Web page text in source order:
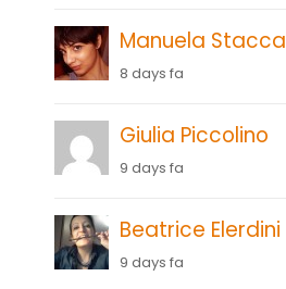
Manuela Stacca
8 days fa
Giulia Piccolino
9 days fa
Beatrice Elerdini
9 days fa